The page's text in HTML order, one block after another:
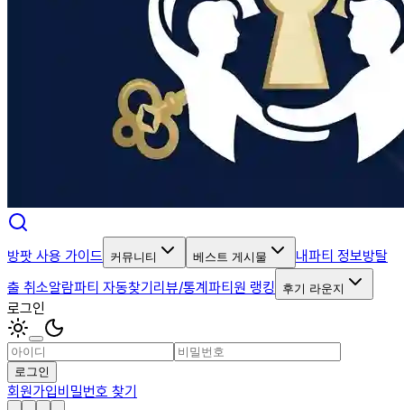
방팟 사용 가이드 커뮤니티 베스트 게시물 내파티 정보방탈
출 취소알람파티 자동찾기리뷰/통계파티원 랭킹 후기 라운지
로그인
로그인
회원가입비밀번호 찾기